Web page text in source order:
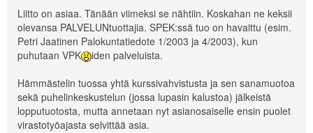
Liitto on asiaa. Tänään viimeksi se nähtiin. Koskahan ne keksii
olevansa PALVELUNtuottajia. SPEK:ssä tuo on havaittu (esim.
Petri Jaatinen Palokuntatiedote 1/2003 ja 4/2003), kun
puhutaan VPK
iden palveluista.
Hämmästelin tuossa yhtä kurssivahvistusta ja sen sanamuotoa
sekä puhelinkeskustelun (jossa lupasin kalustoa) jälkeistä
lopputuotosta, mutta annetaan nyt asianosaiselle ensin puolet
virastotyöajasta selvittää asia.